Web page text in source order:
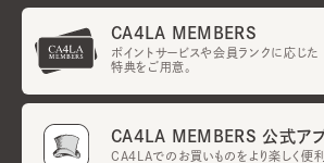
CA4LA MEMBERS
ポイントサービスや会員ランクに応じた
特典をご用意。
CA4LA MEMBERS 公式アプ
CA4LAでのお買いものをより楽しく便利